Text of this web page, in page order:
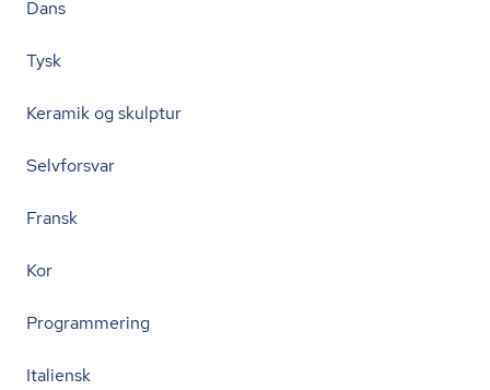
Dans
Tysk
Keramik og skulptur
Selvforsvar
Fransk
Kor
Programmering
Italiensk